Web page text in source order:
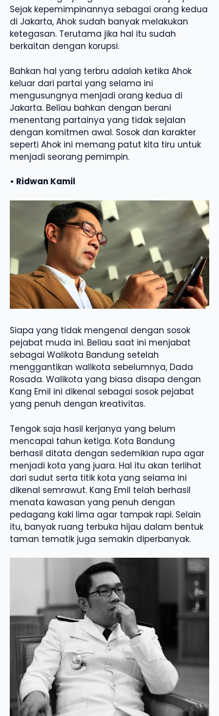
Sejak kepemimpinannya sebagai orang kedua
di Jakarta, Ahok sudah banyak melakukan
ketegasan. Terutama jika hal itu sudah
berkaitan dengan korupsi.
Bahkan hal yang terbru adalah ketika Ahok
keluar dari partai yang selama ini
mengusungnya menjadi orang kedua di
Jakarta. Beliau bahkan dengan berani
menentang partainya yang tidak sejalan
dengan komitmen awal. Sosok dan karakter
seperti Ahok ini memang patut kita tiru untuk
menjadi seorang pemimpin.
• Ridwan Kamil
Siapa yang tidak mengenal dengan sosok
pejabat muda ini. Beliau saat ini menjabat
sebagai Walikota Bandung setelah
menggantikan walikota sebelumnya, Dada
Rosada. Walikota yang biasa disapa dengan
Kang Emil ini dikenal sebagai sosok pejabat
yang penuh dengan kreativitas.
Tengok saja hasil kerjanya yang belum
mencapai tahun ketiga. Kota Bandung
berhasil ditata dengan sedemikian rupa agar
menjadi kota yang juara. Hal itu akan terlihat
dari sudut serta titik kota yang selama ini
dikenal semrawut. Kang Emil telah berhasil
menata kawasan yang penuh dengan
pedagang kaki lima agar tampak rapi. Selain
itu, banyak ruang terbuka hijau dalam bentuk
taman tematik juga semakin diperbanyak.